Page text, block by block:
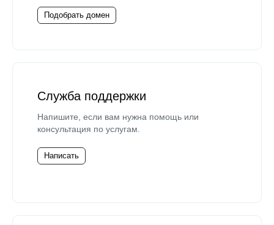
Подобрать домен
Служба поддержки
Напишите, если вам нужна помощь или
консультация по услугам.
Написать